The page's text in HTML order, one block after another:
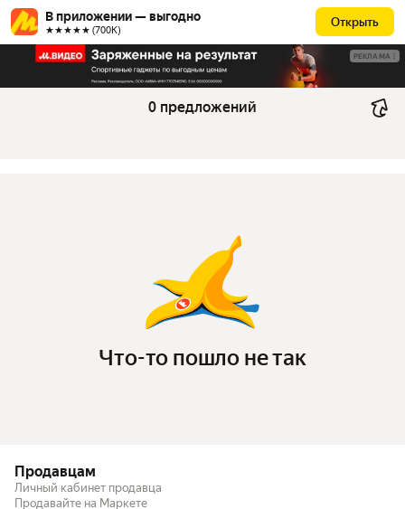
В приложении — выгодно
★★★★★ (700К)
Открыть
РЕКЛАМА
0 предложений
Что-то пошло не так
Продавцам
Личный кабинет продавца
Продавайте на Маркете